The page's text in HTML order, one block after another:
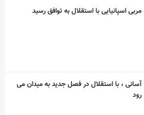
مربی اسپانیایی با استقلال به توافق رسید
آسانی ، با استقلال در فصل جدید به میدان می
رود